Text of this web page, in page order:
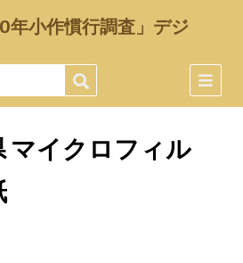
年小作慣行調査」デジ
マイクロフィル